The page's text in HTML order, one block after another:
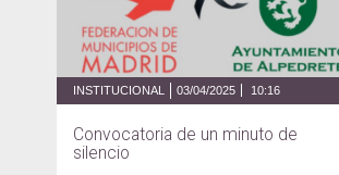
INSTITUCIONAL 03/04/2025 10:16
Convocatoria de un minuto de
silencio